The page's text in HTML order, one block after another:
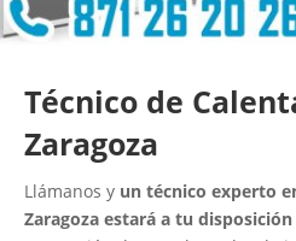
Técnico de
Zaragoza
Llámanos y un técnico experto
Zaragoza estará a tu disposición